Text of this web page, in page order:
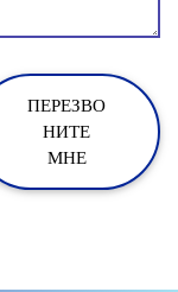
ПЕРЕЗВО
НИТЕ
МНЕ